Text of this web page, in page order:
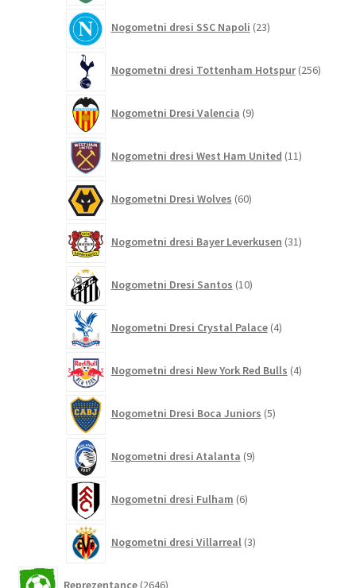
Nogometni dresi SSC Napoli 23izdelkov
Nogometni dresi Tottenham Hotspur 256
Nogometni Dresi Valencia 9izdelkov
Nogometni dresi West Ham United 11izdelkov
Nogometni Dresi Wolves 60izdelkov
Nogometni dresi Bayer Leverkusen 31izdelkov
Nogometni Dresi Santos 10izdelkov
Nogometni Dresi Crystal Palace 4izdelki
Nogometni dresi New York Red Bulls 4izdelki
Nogometni Dresi Boca Juniors 5izdelkov
Nogometni dresi Atalanta 9izdelkov
Nogometni dresi Fulham 6izdelkov
Nogometni dresi Villarreal 3izdelki